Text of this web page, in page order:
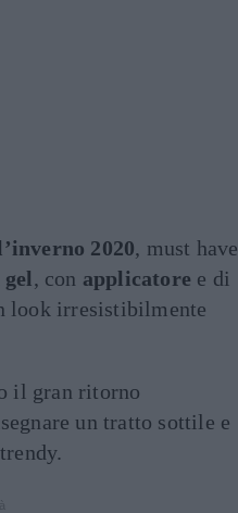
2020, must have
, con applicatore e di
look irresistibilmente
il gran ritorno
un tratto sottile e